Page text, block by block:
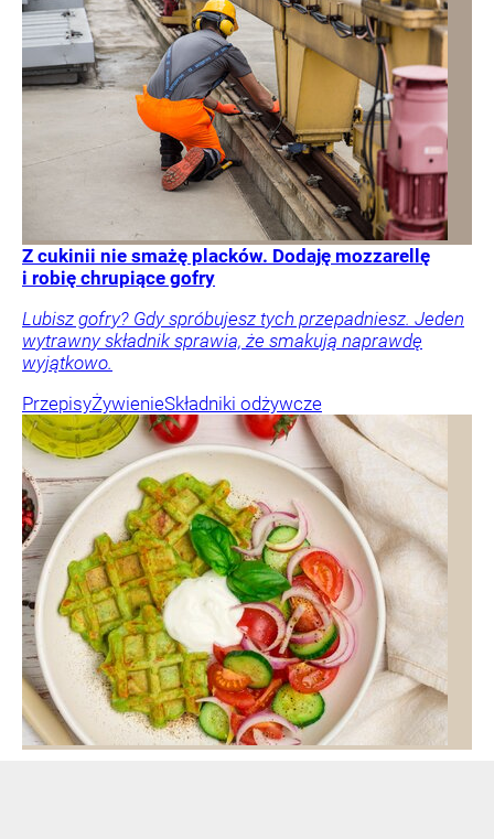
Z cukinii nie smażę placków. Dodaję mozzarellę
i robię chrupiące gofry
Lubisz gofry? Gdy spróbujesz tych przepadniesz. Jeden
wytrawny składnik sprawia, że smakują naprawdę
wyjątkowo.
PrzepisyŻywienieSkładniki odżywcze